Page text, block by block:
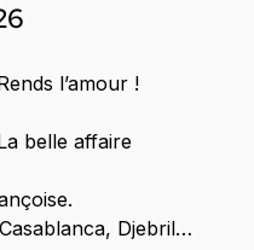
l’amour !
belle affaire
Djebril…